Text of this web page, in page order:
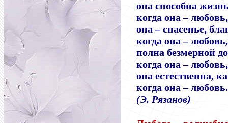
она способна
когда она–любовь,
она–спасенье,
когда она–любовь,
полна безмерной
когда она–любовь,
она естественна,
когда она– любовь.
(Э. Рязанов)